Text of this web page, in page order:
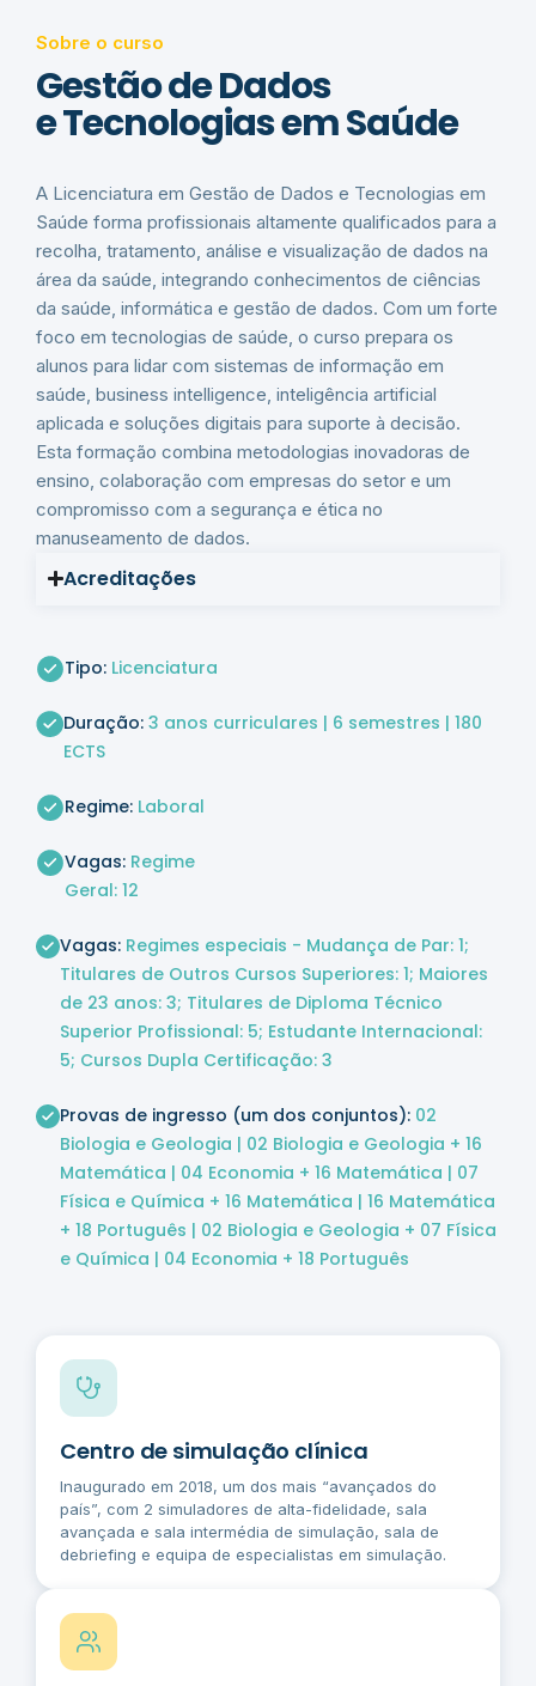
Sobre o curso
Gestão de Dados
e Tecnologias em Saúde
A Licenciatura em Gestão de Dados e Tecnologias em
Saúde forma profissionais altamente qualificados para a
recolha, tratamento, análise e visualização de dados na
área da saúde, integrando conhecimentos de ciências
da saúde, informática e gestão de dados. Com um forte
foco em tecnologias de saúde, o curso prepara os
alunos para lidar com sistemas de informação em
saúde, business intelligence, inteligência artificial
aplicada e soluções digitais para suporte à decisão.
Esta formação combina metodologias inovadoras de
ensino, colaboração com empresas do setor e um
compromisso com a segurança e ética no
manuseamento de dados.
Acreditações
Tipo: Licenciatura
Duração:3 anos curriculares | 6 semestres | 180
ECTS
Regime: Laboral
Vagas: Regime
Geral: 12
Vagas: Regimes especiais - Mudança de Par: 1;
Titulares de Outros Cursos Superiores: 1; Maiores
de 23 anos: 3; Titulares de Diploma Técnico
Superior Profissional: 5; Estudante Internacional:
5; Cursos Dupla Certificação: 3
Provas de ingresso (um dos conjuntos): 02
Biologia e Geologia | 02 Biologia e Geologia + 16
Matemática | 04 Economia + 16 Matemática | 07
Física e Química + 16 Matemática | 16 Matemática
+ 18 Português | 02 Biologia e Geologia + 07 Física
e Química | 04 Economia + 18 Português
Centro de simulação clínica
Inaugurado em 2018, um dos mais “avançados do
país”, com 2 simuladores de alta-fidelidade, sala
avançada e sala intermédia de simulação, sala de
debriefing e equipa de especialistas em simulação.